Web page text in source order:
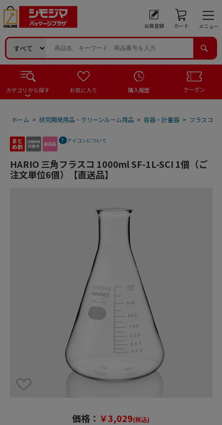
会員登録 カート メニュー
カテゴリから探す お気に入り 購入履歴 クーポン
ホーム > 研究開発用品・クリーンルーム用品 > 容器・計量器 > フラスコ
アイコンについて
HARIO 三角フラスコ 1000ml SF-1L-SCI 1個（ご
注文単位6個）【直送品】
価格： ￥3,029(税込)